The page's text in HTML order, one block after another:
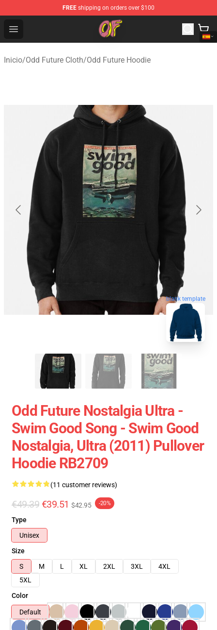
FREE shipping on orders over $100
Open menu
Odd Future Shop - Official Odd Future Merchandise Store
Inicio/Odd Future Cloth/Odd Future Hoodie
blank template
Odd Future Nostalgia Ultra -
Swim Good Song - Swim Good
Nostalgia, Ultra (2011) Pullover
Hoodie RB2709
(11 customer reviews)
€49.39 €39.51 $42.95 -20%
Type
Unisex
Size
S
M L XL 2XL 3XL
4XL
5XL
Color
Default